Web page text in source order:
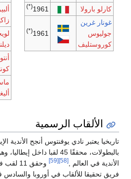
كارلو بارولا
(*)
غونار غرين
جوليوس
كوروستليف
1961
(*)
ألبيرتو
زاكيروني
لويجي
ديلنيري
أليغري
الألقاب الرسمية
يعتبر نادي يوفنتوس أنجح الأندية
بالبطولات، محققًا 45 لقبا داخل
في العالم ,[58] وحقق 11 لقب في
تحقيقا للألقاب في أوروبا والسادس في